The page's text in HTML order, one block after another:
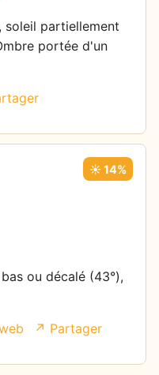
soleil partiellement
portée d'un
☀️ 14%
ou décalé (43°),
↗ Partager